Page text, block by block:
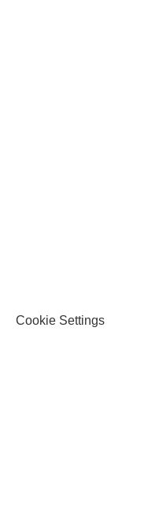
Cookie Settings